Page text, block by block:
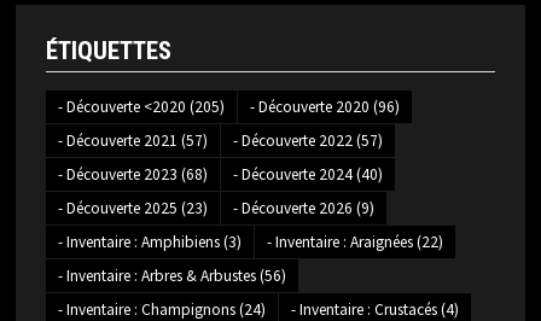
ÉTIQUETTES
- Découverte <2020 (205) - Découverte 2020 (96)
- Découverte 2021 (57) - Découverte 2022(57)
- Découverte 2023 (68) - Découverte 2024(40)
- Découverte 2025 (23) - Découverte 2026 (9)
- Inventaire : Amphibiens(3) - Inventaire : Araignées(22)
- Inventaire : Arbres & Arbustes(56)
- Inventaire : Champignons(24) - Inventaire : Crustacés(4)